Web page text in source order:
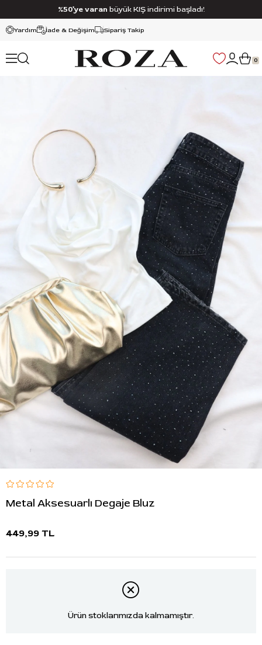
Yardım İade & Değişim Sipariş Takip
%50’ye varan büyük KIŞ indirimi başladı!
0
Metal Aksesuarlı Degaje Bluz
449,99 TL
Ürün stoklarımızda kalmamıştır.